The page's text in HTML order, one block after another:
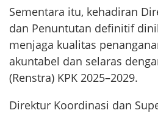
Sementara itu, kehadiran
dan Penuntutan definitif
menjaga kualitas
akuntabel dan selaras
(Renstra) KPK 2025–2029.
Direktur Koordinasi dan